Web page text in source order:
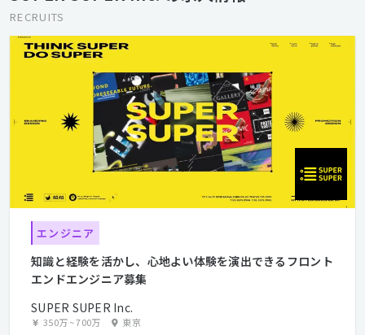
RECRUITS
エンジニア
知識と経験を活かし、心地よい体験を演出できるフロント
エンドエンジニア募集
SUPER SUPER Inc.
350万~700万 東京